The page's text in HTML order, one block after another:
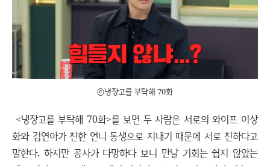
ⓒ냉장고를 부탁해 70화
<냉장고를 부탁해 70화>를 보면 두 사람은 서로의 와이프 이상
화와 김연아가 친한 언니 동생으로 지내기 때문에 서로 친하다고
말한다. 하지만 공사가 다망하다 보니 만날 기회는 쉽지 않았는